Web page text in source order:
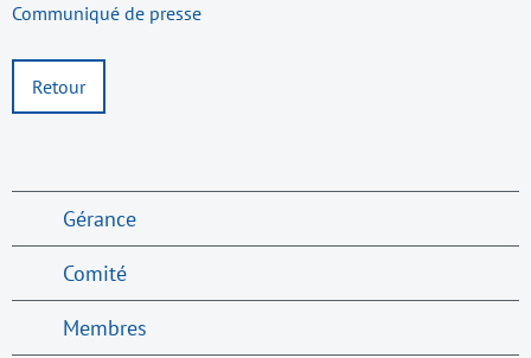
Communiqué de presse
Retour
Gérance
Comité
Membres